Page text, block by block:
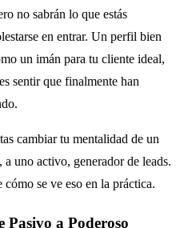
no sabrán lo que estás
en entrar. Un perfil bien
un imán para tu cliente ideal,
sentir que finalmente han
cambiar tu mentalidad de un
uno activo, generador de leads.
se ve eso en la práctica.
a Poderoso